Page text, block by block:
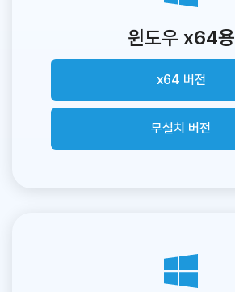
윈도우 x64용
x64 버전
무설치 버전